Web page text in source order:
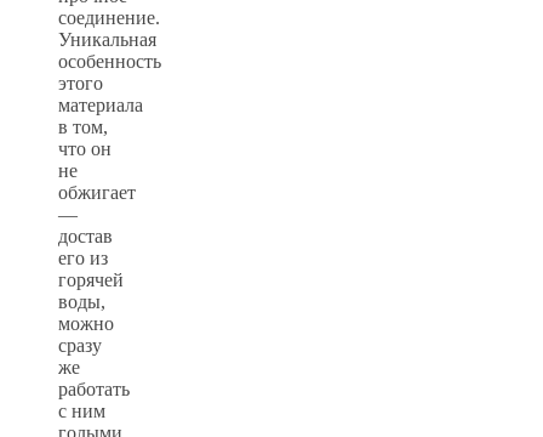
соединение.
Уникальная
особенность
этого
материала
в том,
что он
не
обжигает
—
достав
его из
горячей
воды,
можно
сразу
же
работать
с ним
голыми